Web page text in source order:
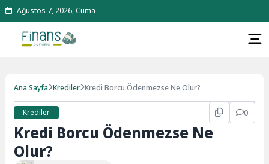
Ağustos 7, 2026, Cuma
Ana Sayfa Krediler Kredi Borcu Ödenmezse Ne Olur?
Krediler 0
Kredi Borcu Ödenmezse Ne
Olur?